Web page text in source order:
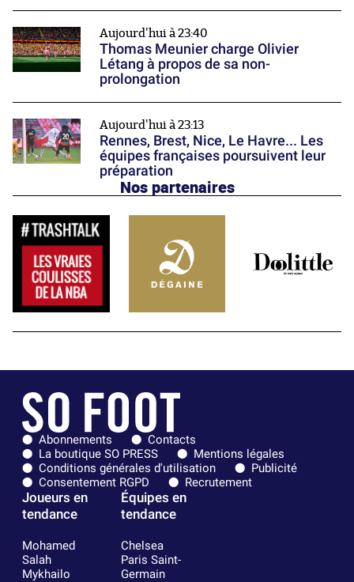
Aujourd'hui à 23:40
Thomas Meunier charge Olivier
Létang à propos de sa non-
prolongation
Aujourd'hui à 23:13
Rennes, Brest, Nice, Le Havre... Les
équipes françaises poursuivent leur
préparation
Nos partenaires
Abonnements
Contacts
La boutique SO PRESS
Mentions légales
Conditions générales d'utilisation
Publicité
Consentement RGPD
Recrutement
Joueurs en
tendance
Mohamed
Salah
Mykhailo
Équipes en
tendance
Chelsea
Paris Saint-
Germain